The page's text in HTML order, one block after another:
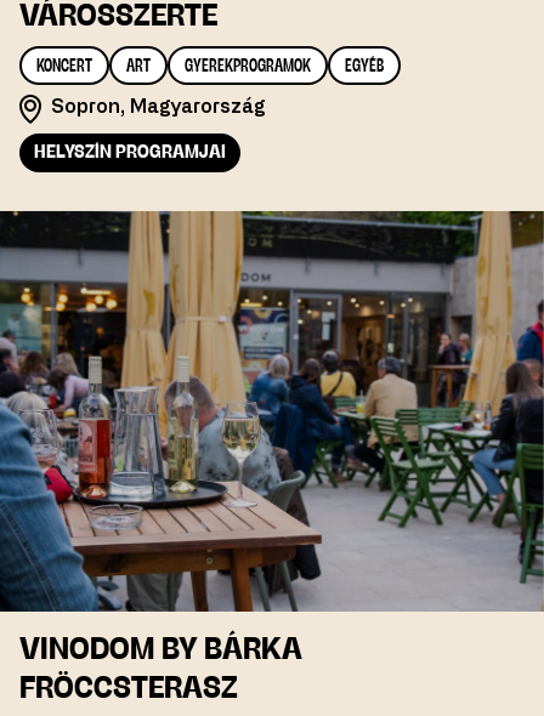
VÁROSSZERTE
KONCERT ART GYEREKPROGRAMOK EGYÉB
Sopron, Magyarország
HELYSZÍN PROGRAMJAI
VINODOM BY BÁRKA
FRÖCCSTERASZ